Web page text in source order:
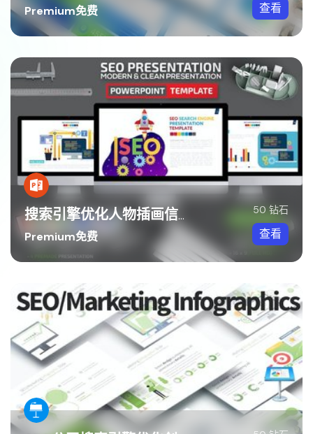
Premium免费 查看
搜索引擎优化人物插画信息图形PPT模板
Premium免费
50 钻石
查看